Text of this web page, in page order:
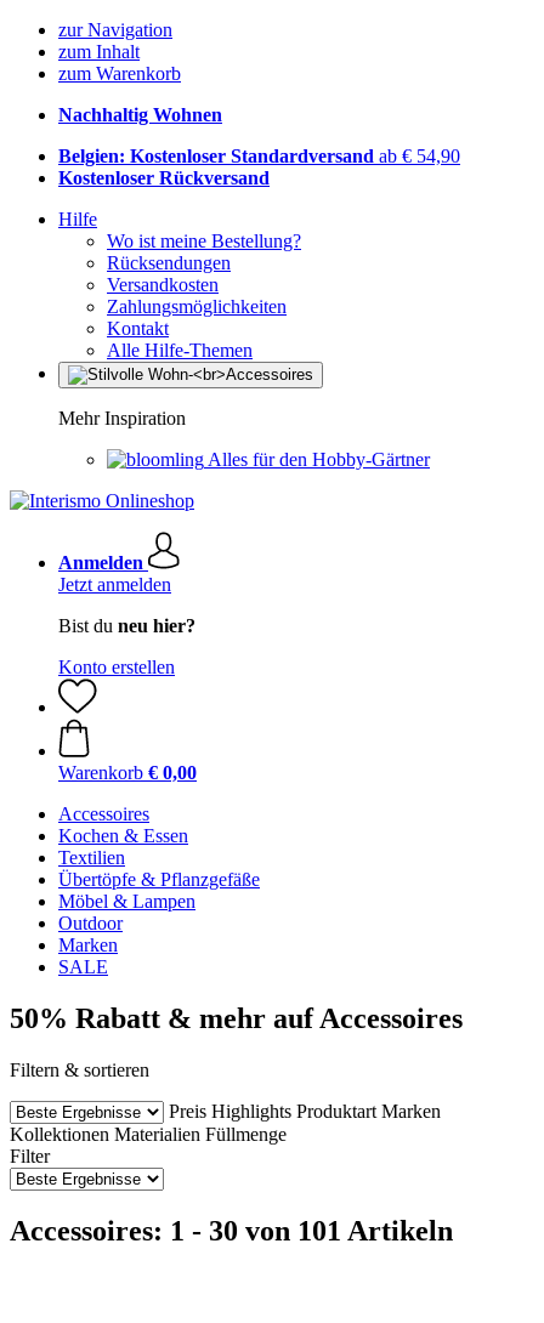
zur Navigation
zum Inhalt
zum Warenkorb
Nachhaltig Wohnen
Belgien: Kostenloser Standardversand ab € 54,90
Kostenloser Rückversand
Hilfe
Wo ist meine Bestellung?
Rücksendungen
Versandkosten
Zahlungsmöglichkeiten
Kontakt
Alle Hilfe-Themen
Mehr Inspiration
Alles für den Hobby-Gärtner
Anmelden
Jetzt anmelden
Bist du neu hier?
Konto erstellen
Warenkorb € 0,00
Accessoires
Kochen & Essen
Textilien
Übertöpfe & Pflanzgefäße
Möbel & Lampen
Outdoor
Marken
SALE
50% Rabatt & mehr auf Accessoires
Filtern & sortieren
Preis Highlights Produktart Marken
Kollektionen Materialien Füllmenge
Filter
Accessoires: 1 - 30 von 101 Artikeln